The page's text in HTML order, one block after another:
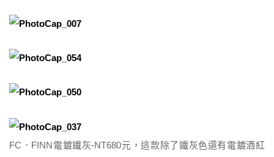
FC．FINN電鍍鐵灰-NT680元，這款除了鐵灰色還有電鍍酒紅